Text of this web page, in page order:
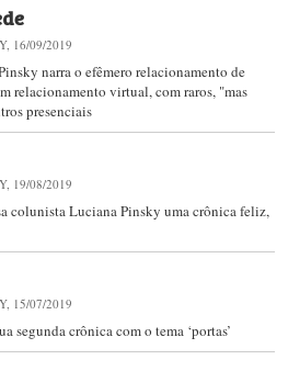
16/09/2019
narra o efêmero relacionamento de
relacionamento virtual, com raros, "mas
presenciais
19/08/2019
colunista Luciana Pinsky uma crônica feliz,
15/07/2019
segunda crônica com o tema ‘portas’